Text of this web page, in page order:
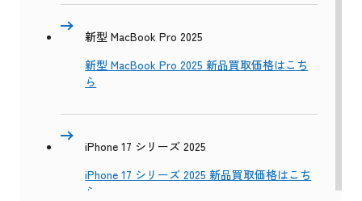
新型 MacBook Pro 2025
新型 MacBook Pro 2025 新品買取価格はこち
ら
iPhone 17 シリーズ 2025
iPhone 17 シリーズ 2025 新品買取価格はこち
ら